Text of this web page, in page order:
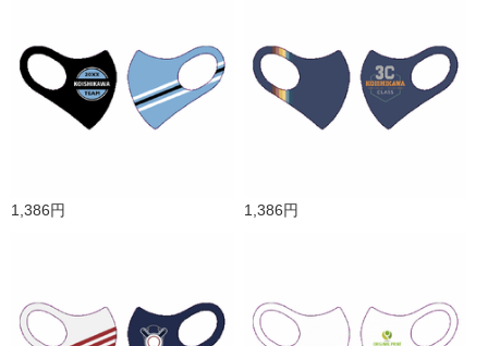
1,386円 1,386円